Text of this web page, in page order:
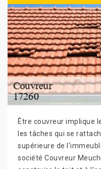
Être couvreur implique
les tâches qui se
supérieure de
société Couvreur